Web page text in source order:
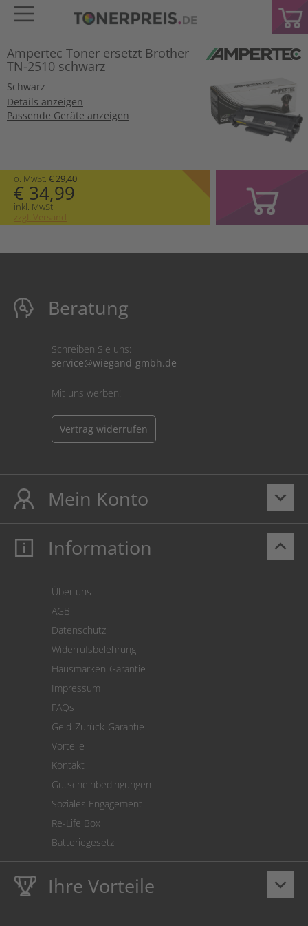
Ampertec Toner ersetzt Brother
TN-2510 schwarz
Schwarz
Details anzeigen
Passende Geräte anzeigen
o. MwSt. € 29,40
€ 34,99
inkl. MwSt.
zzgl. Versand
Beratung
Schreiben Sie uns:
service@wiegand-gmbh.de
Mit uns werben!
Vertrag widerrufen
keyboard_arrow_down
Mein Konto
Mein Konto
Cookie Einstellungen
keyboard_arrow_up
Information
Über uns
AGB
Datenschutz
Widerrufsbelehrung
Hausmarken-Garantie
Impressum
FAQs
Geld-Zurück-Garantie
Vorteile
Kontakt
Gutscheinbedingungen
Soziales Engagement
Re-Life Box
Batteriegesetz
keyboard_arrow_down
Ihre Vorteile